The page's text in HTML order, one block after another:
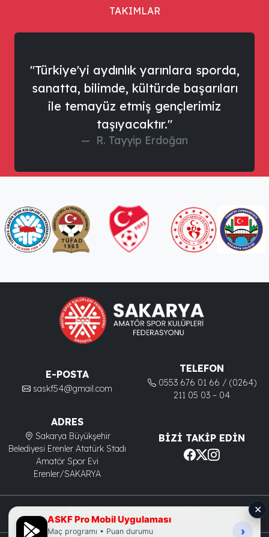
TAKIMLAR
"Türkiye'yi aydınlık yarınlara sporda,
sanatta, bilimde, kültürde başarıları
ile temayüz etmiş gençlerimiz
taşıyacaktır."
R. Tayyip Erdoğan
E-POSTA
saskf54@gmail.com
TELEFON
0553 676 01 66 / (0264)
211 05 03 – 04
ADRES
Sakarya Büyükşehir
Belediyesi Erenler Atatürk Stadı
Amatör Spor Evi
Erenler/SAKARYA
BIZI TAKIP EDIN
✕
ASKF Pro Mobil Uygulaması
Maç programı • Puan durumu ›